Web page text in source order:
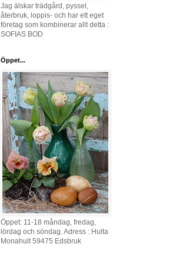
Jag älskar trädgård, pyssel,
återbruk, loppis- och har ett eget
företag som kombinerar allt detta :
SOFIAS BOD
Öppet...
Öppet: 11-18 måndag, fredag,
lördag och söndag. Adress : Hulta
Monahult 59475 Edsbruk